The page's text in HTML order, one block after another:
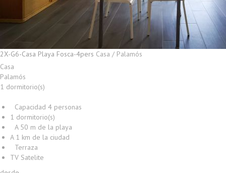
2X-G6-Casa Playa Fosca-4pers Casa / Palamós
Casa
Palamós
1 dormitorio(s)
Capacidad 4 personas
1 dormitorio(s)
A 50 m de la playa
A 1 km de la ciudad
Terraza
TV Satelite